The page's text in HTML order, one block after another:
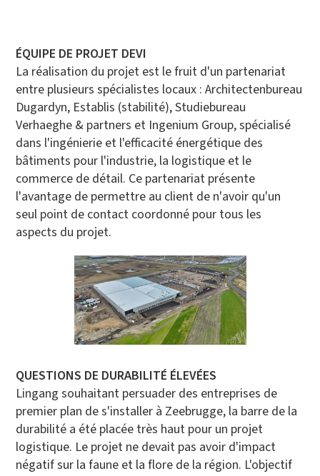
ÉQUIPE DE PROJET DEVI
La réalisation du projet est le fruit d'un partenariat
entre plusieurs spécialistes locaux : Architectenbureau
Dugardyn, Establis (stabilité), Studiebureau
Verhaeghe & partners et Ingenium Group, spécialisé
dans l'ingénierie et l'efficacité énergétique des
bâtiments pour l'industrie, la logistique et le
commerce de détail. Ce partenariat présente
l'avantage de permettre au client de n'avoir qu'un
seul point de contact coordonné pour tous les
aspects du projet.
QUESTIONS DE DURABILITÉ ÉLEVÉES
Lingang souhaitant persuader des entreprises de
premier plan de s'installer à Zeebrugge, la barre de la
durabilité a été placée très haut pour un projet
logistique. Le projet ne devait pas avoir d'impact
négatif sur la faune et la flore de la région. L'objectif